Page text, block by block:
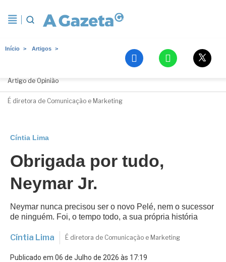
Início Artigos
Artigo de Opinião
É diretora de Comunicação e Marketing
Cíntia Lima
Obrigada por tudo,
Neymar Jr.
Neymar nunca precisou ser o novo Pelé, nem o sucessor
de ninguém. Foi, o tempo todo, a sua própria história
Cíntia Lima É diretora de Comunicação e Marketing
Publicado em 06 de Julho de 2026 às 17:19